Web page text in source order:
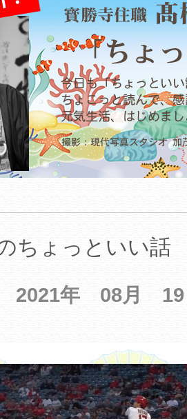
ちょっといい話
2021年 08月